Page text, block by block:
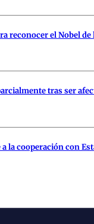
reconocer el Nobel de
tras ser
la cooperación con